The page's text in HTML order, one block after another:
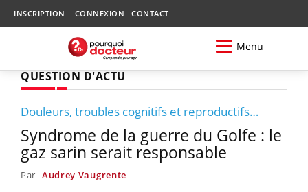
INSCRIPTION CONNEXION CONTACT
Menu
QUESTION D'ACTU
Douleurs, troubles cognitifs et reproductifs…
Syndrome de la guerre du Golfe : le
gaz sarin serait responsable
Par Audrey Vaugrente